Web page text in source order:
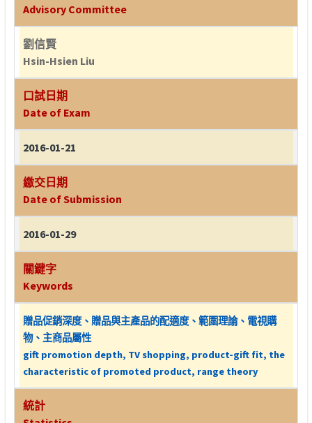
Advisory Committee
劉信賢
Hsin-Hsien Liu
口試日期
Date of Exam
2016-01-21
繳交日期
Date of Submission
2016-01-29
關鍵字
Keywords
贈品促銷深度、贈品與主產品的配適度、範圍理論、電視購
物、主商品屬性
gift promotion depth, TV shopping, product-gift fit, the
characteristic of promoted product, range theory
統計